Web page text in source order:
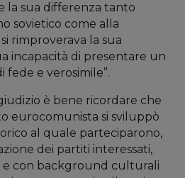
la sua differenza tanto
sovietico come alla
rimproverava la sua
incapacità di presentare un
e verosimile”.
è bene ricordare che
eurocomunista si sviluppò
al quale parteciparono,
dei partiti interessati,
con background culturali